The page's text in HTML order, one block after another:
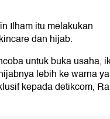
Ilham itu melakukan
dan hijab.
untuk buka usaha,
lebih ke warna
kepada detikcom,